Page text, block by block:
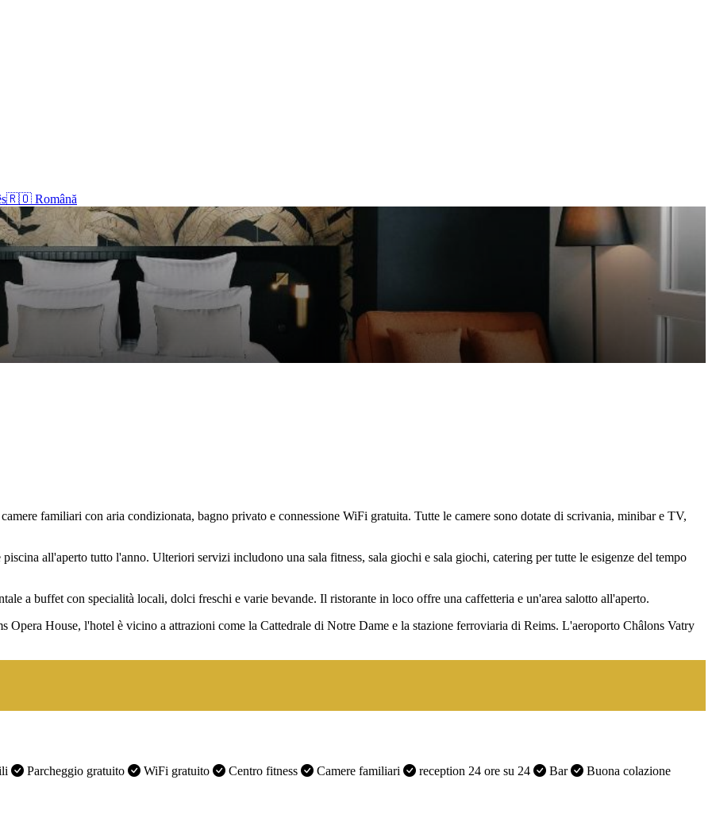
🇷🇴 Română
familiari con aria condizionata, bagno privato e connessione WiFi gratuita. Tutte le camere sono dotate di scrivania, minibar e TV,
all'aperto tutto l'anno. Ulteriori servizi includono una sala fitness, sala giochi e sala giochi, catering per tutte le esigenze del tempo
a buffet con specialità locali, dolci freschi e varie bevande. Il ristorante in loco offre una caffetteria e un'area salotto all'aperto.
House, l'hotel è vicino a attrazioni come la Cattedrale di Notre Dame e la stazione ferroviaria di Reims. L'aeroporto Châlons Vatry
Parcheggio gratuito WiFi gratuito Centro fitness Camere familiari reception 24 ore su 24 Bar Buona colazione